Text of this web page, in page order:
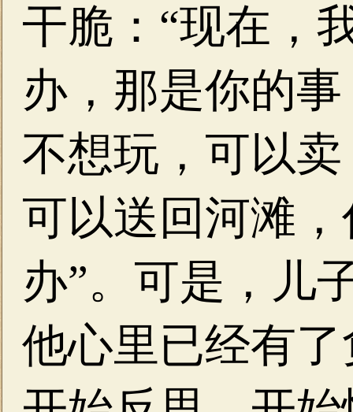
干脆：“现在，
办，那是你的
不想玩，可以
可以送回河滩
办”。可是，儿
他心里已经有